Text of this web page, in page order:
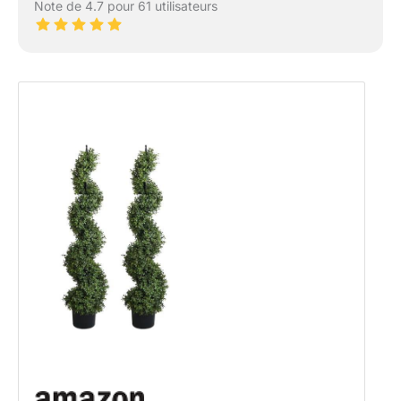
Note de 4.7 pour 61 utilisateurs